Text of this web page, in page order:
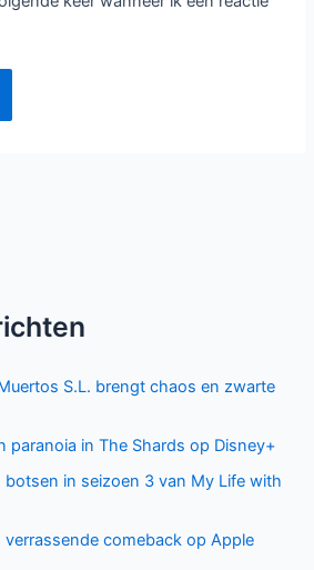
en site bewaren in deze
keer wanneer ik een reactie